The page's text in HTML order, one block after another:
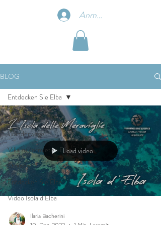
Anmelden
BLOG
Tutti i post
Wanderwege
Villa zu vermieten Elba
Strände
Entdecken Sie Elba
Video Isola d’Elba
Entdecken Sie Elba
Load video
Ilaria Bacherini